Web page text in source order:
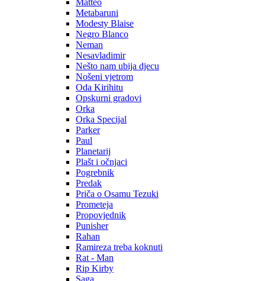
Matteo
Metabaruni
Modesty Blaise
Negro Blanco
Neman
Nesavladimir
Nešto nam ubija djecu
Nošeni vjetrom
Oda Kirihitu
Opskurni gradovi
Orka
Orka Specijal
Parker
Paul
Planetarij
Plašt i očnjaci
Pogrebnik
Predak
Priča o Osamu Tezuki
Prometeja
Propovjednik
Punisher
Rahan
Ramireza treba koknuti
Rat - Man
Rip Kirby
Saga